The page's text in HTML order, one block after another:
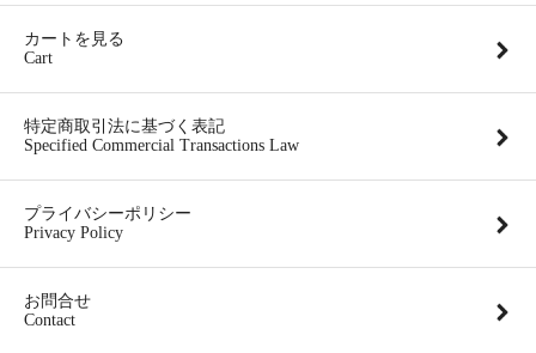
カートを見る
Cart
特定商取引法に基づく表記
Specified Commercial Transactions Law
プライバシーポリシー
Privacy Policy
お問合せ
Contact